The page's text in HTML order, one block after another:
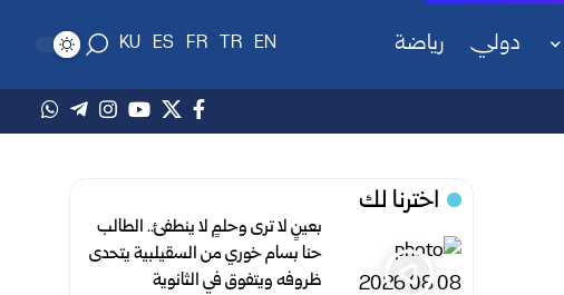
دولي رياضة EN
TR
FR
ES
KU
اخترنا لك
بعينٍ لا ترى وحلمٍ لا ينطفئ.. الطالب
حنا بسام خوري من السقيلبية يتحدى
ظروفه ويتفوق في الثانوية